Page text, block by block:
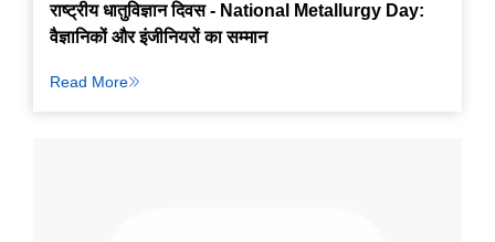
राष्ट्रीय धातुविज्ञान दिवस - National Metallurgy Day:
वैज्ञानिकों और इंजीनियरों का सम्मान
Read More